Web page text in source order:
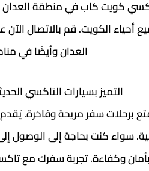
العدان وأيضًا في
التميز بسيارات التاكسي
برحلات سفر مريحة وفاخرة.
سواء كنت بحاجة إلى الوصول
تجربة سفرك مع تاكسي